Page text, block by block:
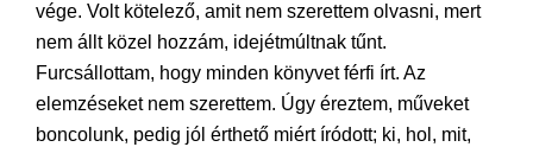
vége. Volt kötelező, amit nem szerettem olvasni, mert
nem állt közel hozzám, idejétmúltnak tűnt.
Furcsállottam, hogy minden könyvet férfi írt. Az
elemzéseket nem szerettem. Úgy éreztem, műveket
boncolunk, pedig jól érthető miért íródott; ki, hol, mit,